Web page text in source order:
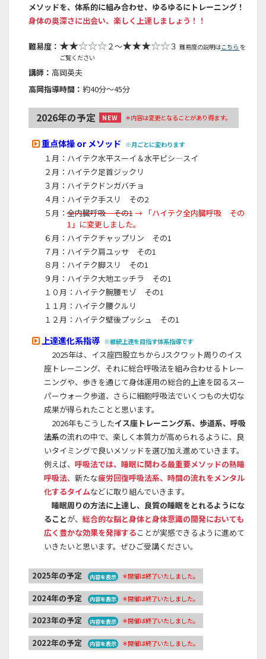
メソッドを、体系的に組み合わせ、ゆるゆるにトレーニング！
身体の奥深さに出会い、楽しく上達しましょう！！
難易度： ★★☆☆☆２～★★★☆☆３ 難易度の説明はこちら を
ご覧ください
講師： 高岡英夫
高岡指導時間： 約40分～45分
2026年の予定 NEW ＊内容は変更となることがあり得ます。
重点体操 or メソッド ※月ごとに変わります
１月：ハイテク水平スーイ＆水平ピシ―スイ
２月：ハイテク足首ジックリ
３月：ハイテクドンガバチョ
４月：ハイテク手スリ その2
５月：全内臓呼吸 その1→ 「ハイテク全内臓呼吸 その
1」に変更しました。
６月：ハイテクチャップリン その1
７月：ハイテク肩ユッサ その1
８月：ハイテク脚スリ その1
９月：ハイテク大地エッチラ その1
１０月：ハイテク腕腰モゾ その1
１１月：ハイテク腰クルリ
１２月：ハイテク壁後プッシュ その1
上達進化系指導 ※継続上達を目指す体系指導です
2025年は、イス座四股立ちからJスクワット周りのイス
座トレーニング、それに総合呼吸法を組み合わせるトレー
ニングや、歩きを通じて身体運用の総合的上達を図るスー
パーウォーク歩道、さらに細胞呼吸法でいくつもの大切な
成果が得られたことと思います。
2026年もこうしたイス座トレーニング系、歩道系、呼吸
法系の流れの中で、楽しく本質力が高められるように、良
いタイミングで良いメソッドを選び加え進めていきます。
例えば、 呼吸法では、睡眠に関わる最重要メソッドの熟睡
呼吸法、新たな疲労回復呼吸法系、時間の流れをメンタル
化するタイムなどに取り組んでいきます。
睡眠周りの方法に上達し、良質の睡眠をとれるようにな
ることが、 総合的な脳と身体と身体意識の開発においても
広く豊かな効果を発揮することが実感できるように進めて
いきたいと思います。ぜひご受講ください。
2025年の予定 内容を表示 ＊開催は終了いたしました。
2024年の予定 内容を表示 ＊開催は終了いたしました。
2023年の予定 内容を表示 ＊開催は終了いたしました。
2022年の予定 内容を表示 ＊開催は終了いたしました。